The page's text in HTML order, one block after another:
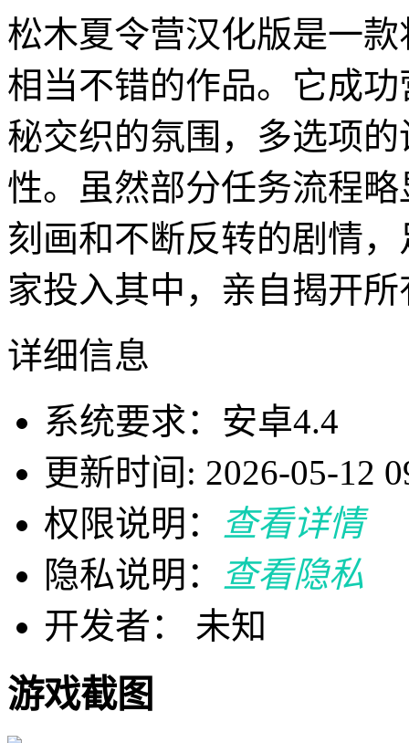
松木夏令营汉化版是一
相当不错的作品。它成
秘交织的氛围，多选项
性。虽然部分任务流程
刻画和不断反转的剧情
家投入其中，亲自揭开
详细信息
系统要求：安卓4.4
更新时间: 2026-05-12
权限说明：
查看详情
隐私说明：
查看隐私
开发者： 未知
游戏截图